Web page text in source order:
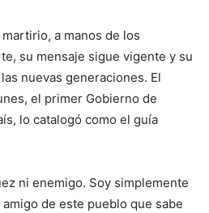
a manos de los
su mensaje sigue vigente y su
nuevas generaciones. El
el primer Gobierno de
lo catalogó como el guía
ni enemigo. Soy simplemente
de este pueblo que sabe